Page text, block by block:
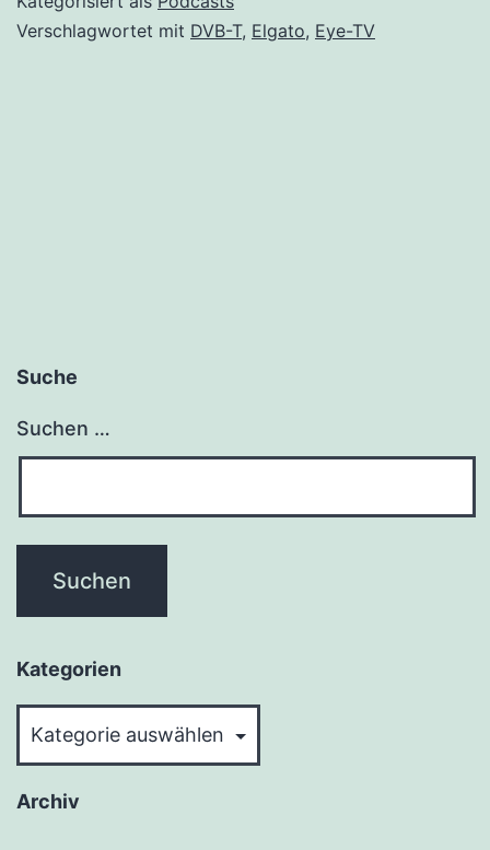
Verschlagwortet mit DVB-T, Elgato, Eye-TV
Suche
Suchen …
Kategorien
Archiv